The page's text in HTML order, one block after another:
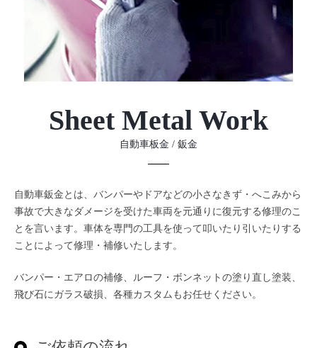
Sheet Metal Work
自動車板金 / 鈑金
自動車鈑金とは、バンパーやドアなどの小さなきず・へこみから
事故で大きなダメージを受けた車両を元通りに復元する修理のこ
とを言います。車体を専門の工具を使って叩いたり引いたりする
ことによって修理・補修いたします。
バンパー・エアロの補修、ルーフ・ボンネットの塗り直し塗装、
飛び石にガラス破損、各種カスタムもお任せください。